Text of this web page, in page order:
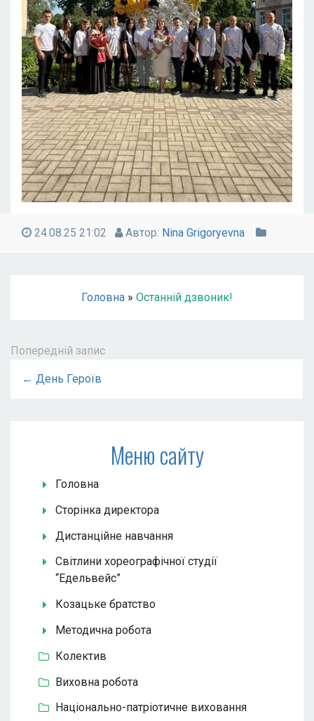
24.08.25 21:02 Автор: Nina Grigoryevna
Головна » Останній дзвоник!
Попередній запис
← День Героїв
Меню сайту
Головна
Сторінка директора
Дистанційне навчання
Світлини хореографічної студії
“Едельвейс”
Козацьке братство
Методична робота
Колектив
Виховна робота
Національно-патріотичне виховання